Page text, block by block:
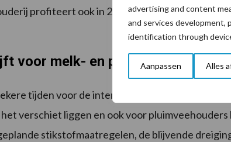
advertising and content
and services development,
identification through
Aanpassen Alles
profiteert ook in 2020 van extra vraag uit
voor melk- en pluimveehouders
tijden voor de intensieve veehouderij.
verschiet liggen en ook voor
stikstofmaatregelen, de blijvende